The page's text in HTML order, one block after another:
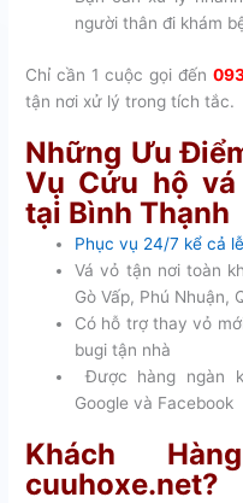
người thân đi khám
Chỉ cần 1 cuộc gọi đến
tận nơi xử lý trong tích tắc.
Những Ưu
Vụ Cứu hộ
tại Bình Thạnh
Phục vụ 24/7 kể cả
Vá vỏ tận nơi toàn
Gò Vấp, Phú Nhuận,
Có hỗ trợ thay vỏ
bugi tận nhà
Được hàng ngàn
Google và Facebook
Khách
cuuhoxe.net?